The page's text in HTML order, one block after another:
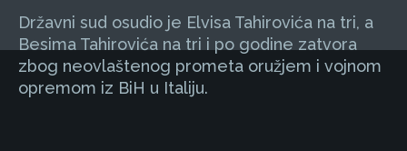
Državni sud osudio je Elvisa Tahirovića na tri, a
Besima Tahirovića na tri i po godine zatvora
zbog neovlaštenog prometa oružjem i vojnom
opremom iz BiH u Italiju.